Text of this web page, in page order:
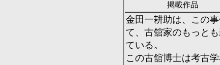
掲載作品
金田一耕助は、この
て、古舘家のもっと
ている。
この古舘博士は考古